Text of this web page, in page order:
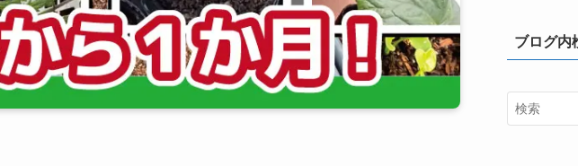
ブログ内